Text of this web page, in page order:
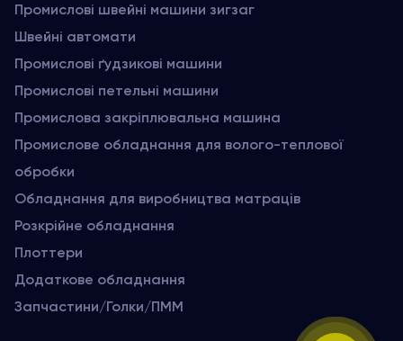
Промислові швейні машини зигзаг
Швейні автомати
Промислові ґудзикові машини
Промислові петельні машини
Промислова закріплювальна машина
Промислове обладнання для волого-теплової
обробки
Обладнання для виробництва матраців
Розкрійне обладнання
Плоттери
Додаткове обладнання
Запчастини/Голки/ПММ